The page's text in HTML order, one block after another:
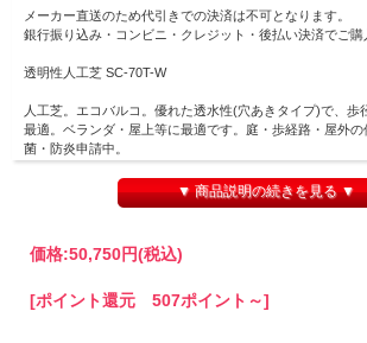
メーカー直送のため代引きでの決済は不可となります。
銀行振り込み・コンビニ・クレジット・後払い決済でご購
透明性人工芝 SC-70T-W
人工芝。エコバルコ。優れた透水性(穴あきタイプ)で、歩
最適。ベランダ・屋上等に最適です。庭・歩経路・屋外
菌・防炎申請中。
材質：表面 ポリプロピレン 裏面 S.B.R.コーティング
サイズ：182cmx20m
▼ 商品説明の続きを見る ▼
価格:50,750円(税込)
[ポイント還元 507ポイント～]